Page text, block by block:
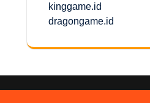
kinggame.id
dragongame.id